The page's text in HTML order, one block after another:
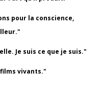
pour la conscience,
Je suis ce que je suis."
vivants."